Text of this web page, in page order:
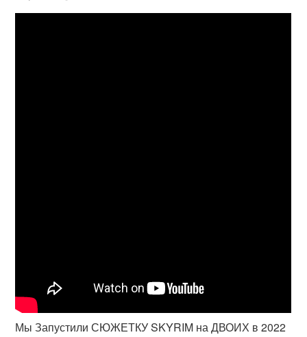
Мы Запустили СЮЖЕТКУ SKYRIM на ДВОИХ в 2022